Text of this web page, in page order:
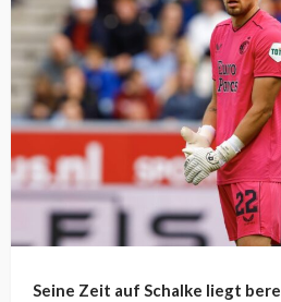
Seine Zeit auf Schalke liegt